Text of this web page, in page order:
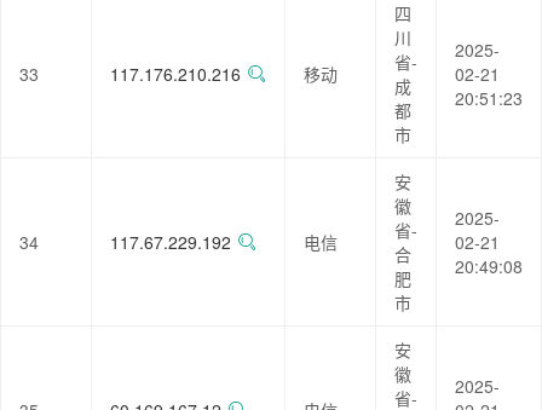
33 117.176.210.216 移动
四
川
省-
成
都
市
2025-
02-21
20:51:23
34 117.67.229.192 电信
安
徽
省-
合
肥
市
2025-
02-21
20:49:08
安
徽
省-
2025-